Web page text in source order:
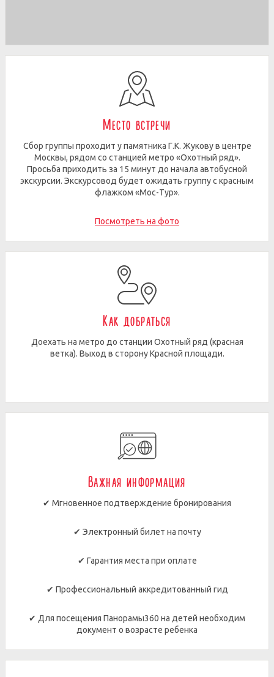
Место встречи
Сбор группы проходит у памятника Г.К. Жукову в центре
Москвы, рядом со станцией метро «Охотный ряд».
Просьба приходить за 15 минут до начала автобусной
экскурсии. Экскурсовод будет ожидать группу с красным
флажком «Мос-Тур».
Посмотреть на фото
Как добраться
Доехать на метро до станции Охотный ряд (красная
ветка). Выход в сторону Красной площади.
Важная информация
✔ Мгновенное подтверждение бронирования
✔ Электронный билет на почту
✔ Гарантия места при оплате
✔ Профессиональный аккредитованный гид
✔ Для посещения Панорамы360 на детей необходим
документ о возрасте ребенка